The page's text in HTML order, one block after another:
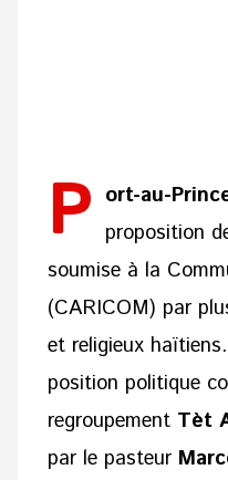
P ort-au-
proposition
soumise à la
(CARICOM) par
et religieux
position politique
regroupement Tèt
par le pasteur